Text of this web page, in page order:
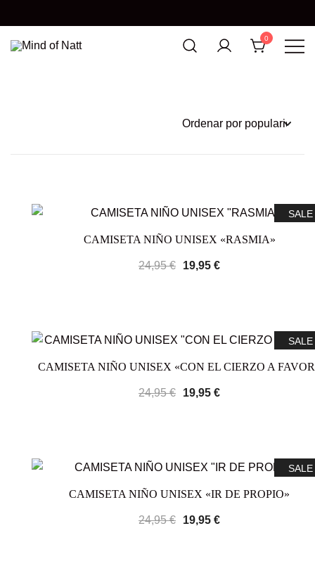
0
SALE
CAMISETA NIÑO UNISEX «RASMIA»
24,95€ 19,95 €
SALE
CAMISETA NIÑO UNISEX «CON EL CIERZO A
24,95€ 19,95 €
SALE
CAMISETA NIÑO UNISEX «IR DE PROPIO»
24,95€ 19,95 €